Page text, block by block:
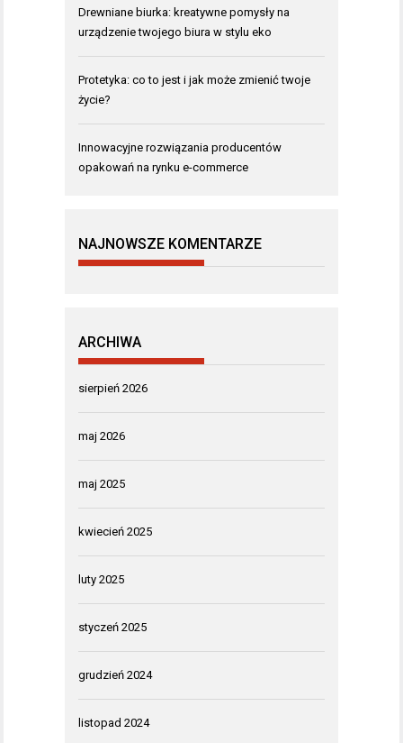
Drewniane biurka: kreatywne pomysły na
urządzenie twojego biura w stylu eko
Protetyka: co to jest i jak może zmienić twoje
życie?
Innowacyjne rozwiązania producentów
opakowań na rynku e-commerce
NAJNOWSZE KOMENTARZE
ARCHIWA
sierpień 2026
maj 2026
maj 2025
kwiecień 2025
luty 2025
styczeń 2025
grudzień 2024
listopad 2024